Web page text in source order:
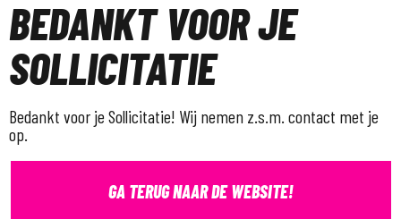
BEDANKT VOOR JE
SOLLICITATIE
Bedankt voor je Sollicitatie! Wij nemen z.s.m. contact met je
op.
GA TERUG NAAR DE WEBSITE!